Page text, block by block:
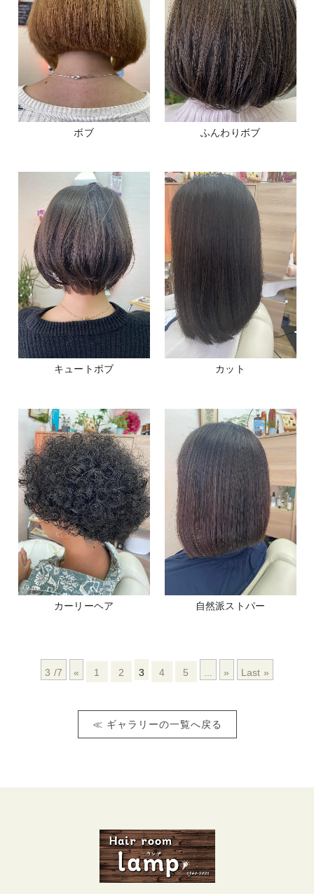
ボブ ふんわりボブ
キュートボブ カット
カーリーヘア 自然派ストパー
3 /7 « 1 2 3 4 5 » Last »
≪ ギャラリーの一覧へ戻る